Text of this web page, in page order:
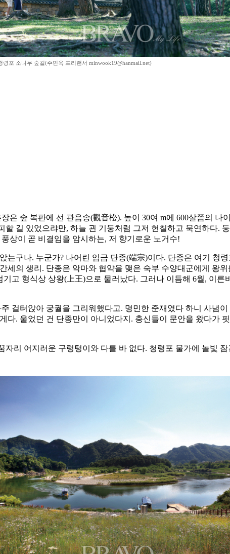
령포 소나무 숲길(주민욱 프리랜서 minwook19@hanmail.net)
은 숲 복판에 선 관음송(觀音松). 높이 30여 m에 600살쯤의
길 있었으랴만, 하늘 괸 기둥처럼 그저 헌칠하고 묵연하다.
상이 곧 비결임을 암시하는, 저 향기로운 노거수!
는구나. 누군가? 나어린 임금 단종(端宗)이다. 단종은 여기 청
세의 생리. 단종은 악마와 협약을 맺은 숙부 수양대군에게 왕
고 형식상 상왕(上王)으로 물러났다. 그러나 이듬해 6월, 이
걸터앉아 궁궐을 그리워했다고. 명민한 준재였다 하니 사념
다. 울었던 건 단종만이 아니었다지. 충신들이 문안을 왔다가
리 어지러운 구렁텅이와 다를 바 없다. 청령포 물가에 놀빛